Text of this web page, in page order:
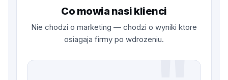
Co mowia nasi klienci
Nie chodzi o marketing — chodzi o wyniki ktore
osiagaja firmy po wdrozeniu.